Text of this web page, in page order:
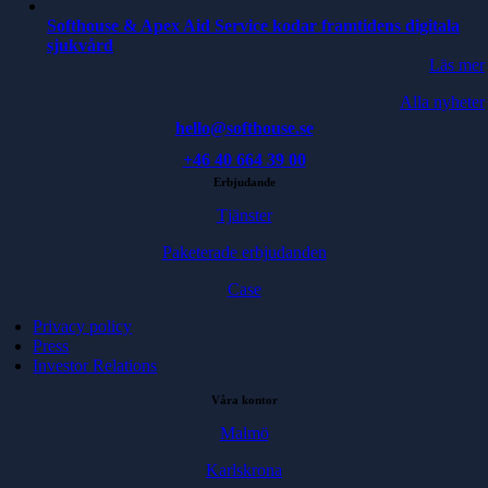
Softhouse & Apex Aid Service kodar framtidens digitala
sjukvård
Läs mer
Alla nyheter
hello@softhouse.se
+46 40 664 39 00
Erbjudande
Tjänster
Paketerade erbjudanden
Case
Privacy policy
Press
Investor Relations
Våra kontor
Malmö
Karlskrona